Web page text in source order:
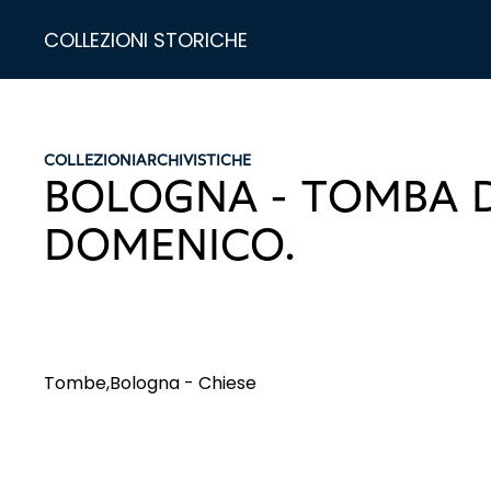
COLLEZIONI STORICHE
COLLEZIONIARCHIVISTICHE
BOLOGNA - TOMBA
DOMENICO.
Tombe,Bologna - Chiese